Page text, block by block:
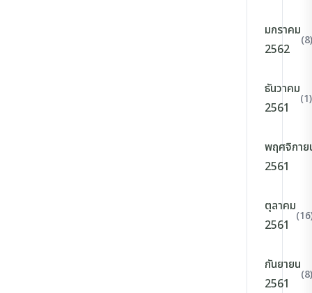
มกราคม
2562
(8)
ธันวาคม
2561
(1)
พฤศจิกาย
2561
ตุลาคม
2561
กันยายน
2561
(8)